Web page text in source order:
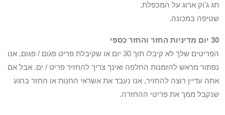
תג ג'וק ארוג על המכפלת.
שטיפה במכונה.
30 יום מדיניות החזר והחזר כספי
הפריטים שלך לא קיבלו תוך 30 יום או שקיבלת פריט פגום / פגום, אנו
נפתור מראש להזמנות החלפה ואינך צריך להחזיר פריט / ים. אבל אם
אתה עדיין רוצה להחזיר, אנו נעבד את אשראי החנות או החזר ברגע
שנקבל ממך את פריטי ההחזרה.